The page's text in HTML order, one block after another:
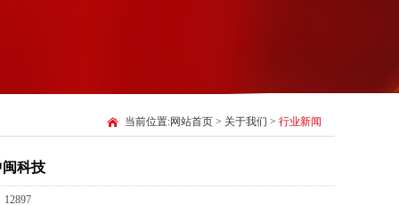
当前位置:网站首页 > 关于我们 > 行业新闻
科技